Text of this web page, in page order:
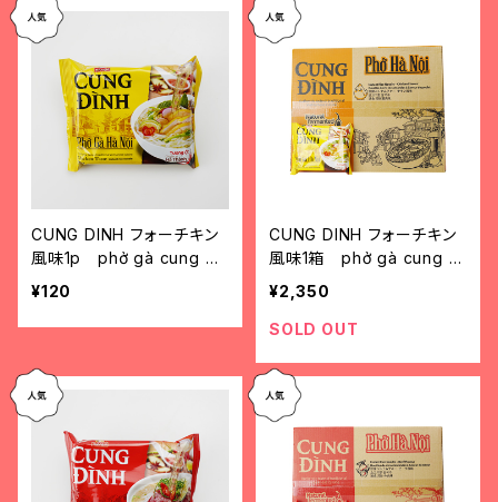
CUNG DINH フォーチキン
風味1p phở gà cung đì
nh1 gói
¥120
CUNG DINH フォーチキン
風味1箱 phở gà cung đì
nh 1 thùng
¥2,350
SOLD OUT